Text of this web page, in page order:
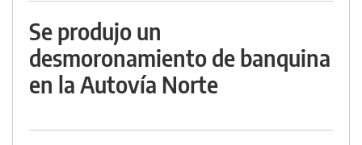
Se produjo un
desmoronamiento de banquina
en la Autovía Norte